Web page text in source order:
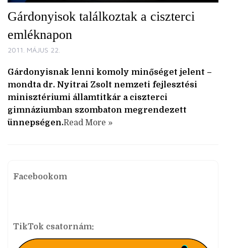
Gárdonyisok találkoztak a ciszterci
emléknapon
2011. MÁJUS 22.
Gárdonyisnak lenni komoly minőséget jelent –
mondta dr. Nyitrai Zsolt nemzeti fejlesztési
minisztériumi államtitkár a ciszterci
gimnáziumban szombaton megrendezett
ünnepségen.Read More »
Facebookom
TikTok csatornám: